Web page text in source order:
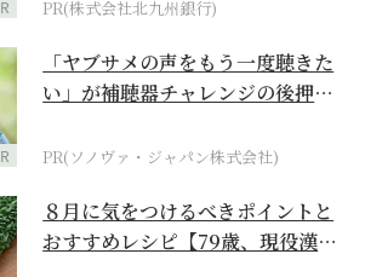
PR(株式会社北九州銀行)
「ヤブサメの声をもう一度聴きた
い」が補聴器チャレンジの後押し
PR(ソノヴァ・ジャパン株式会社)
８月に気をつけるべきポイントと
おすすめレシピ【79歳、現役漢方